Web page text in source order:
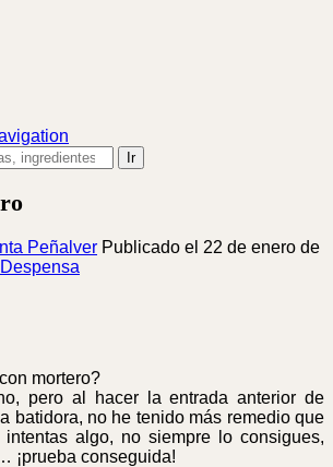
Ir
Peñalver Publicado el 22 de enero de
mortero?
pero al hacer la entrada anterior de
batidora, no he tenido más remedio que
intentas algo, no siempre lo consigues,
¡prueba conseguida!